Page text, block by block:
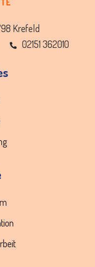
Krefeld
02151 362010